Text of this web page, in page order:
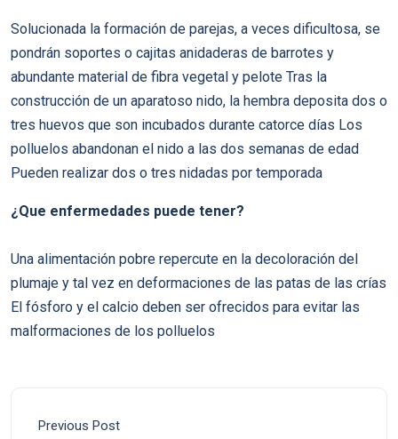
Solucionada la formación de parejas, a veces dificultosa, se
pondrán soportes o cajitas anidaderas de barrotes y
abundante material de fibra vegetal y pelote Tras la
construcción de un aparatoso nido, la hembra deposita dos o
tres huevos que son incubados durante catorce días Los
polluelos abandonan el nido a las dos semanas de edad
Pueden realizar dos o tres nidadas por temporada
¿Que enfermedades puede tener?
Una alimentación pobre repercute en la decoloración del
plumaje y tal vez en deformaciones de las patas de las crías
El fósforo y el calcio deben ser ofrecidos para evitar las
malformaciones de los polluelos
Previous Post